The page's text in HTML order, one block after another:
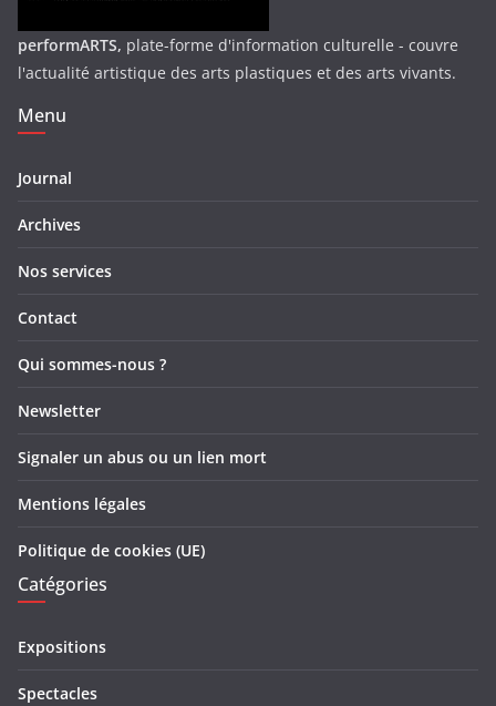
performARTS, plate-forme d'information culturelle - couvre
l'actualité artistique des arts plastiques et des arts vivants.
Menu
Journal
Archives
Nos services
Contact
Qui sommes-nous ?
Newsletter
Signaler un abus ou un lien mort
Mentions légales
Politique de cookies (UE)
Catégories
Expositions
Spectacles